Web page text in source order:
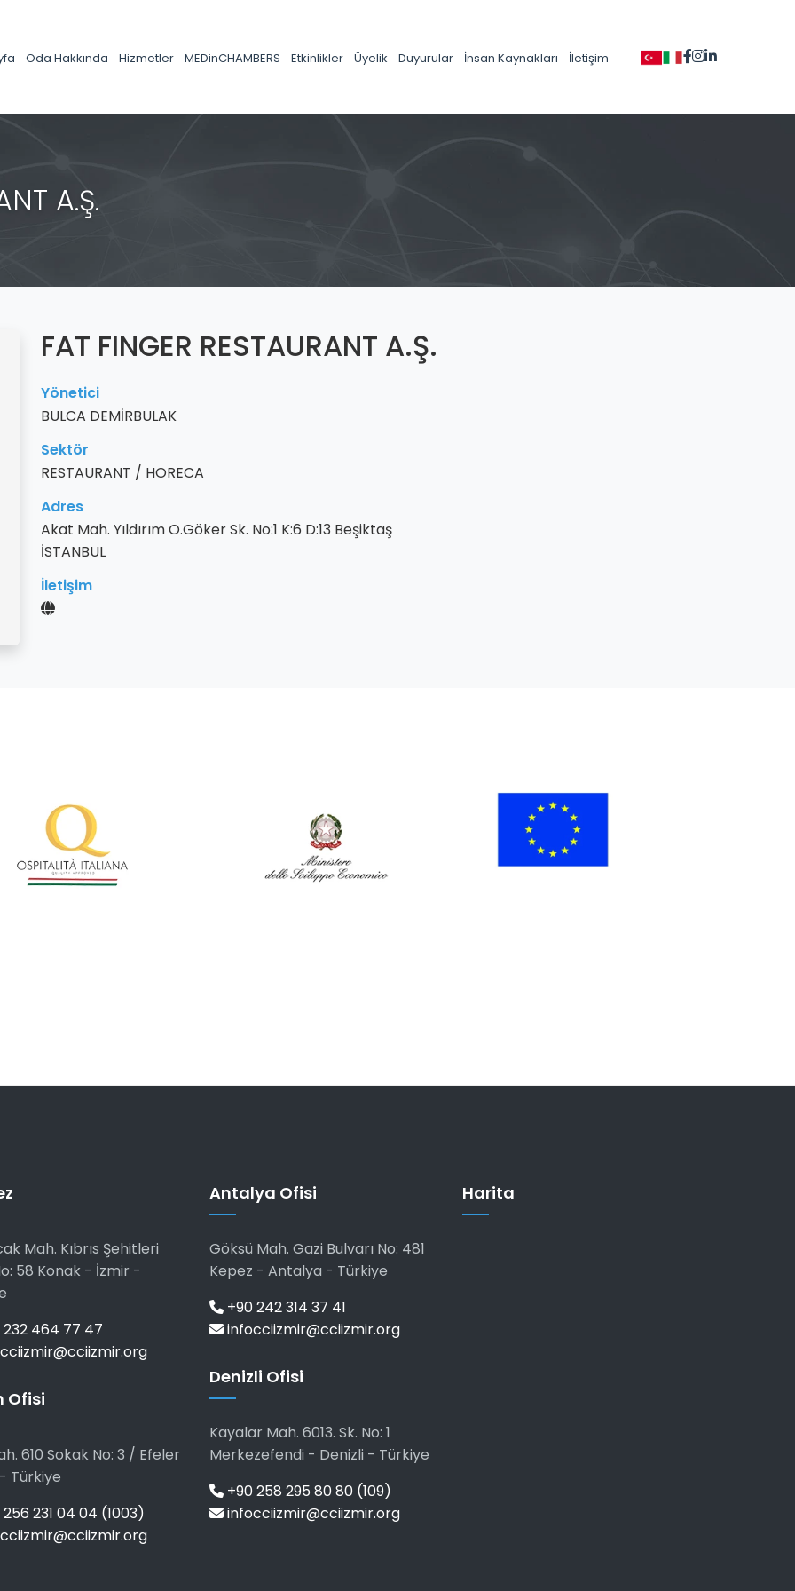
Oda Hakkında Hizmetler MEDinCHAMBERS Etkinlikler Üyelik Duyurular İnsan Kaynakları İletişim
A.Ş.
FAT FINGER RESTAURANT A.Ş.
Yönetici
BULCA DEMİRBULAK
Sektör
RESTAURANT / HORECA
Adres
Akat Mah. Yıldırım O.Göker Sk. No:1 K:6 D:13 Beşiktaş
İSTANBUL
İletişim
Mah. Kıbrıs Şehitleri
58 Konak - İzmir -
464 77 47
Ofisi
610 Sokak No: 3 / Efeler
Türkiye
231 04 04 (1003)
Antalya Ofisi
Göksü Mah. Gazi Bulvarı No: 481
Kepez - Antalya - Türkiye
+90 242 314 37 41
infocciizmir@cciizmir.org
Denizli Ofisi
Kayalar Mah. 6013. Sk. No: 1
Merkezefendi - Denizli - Türkiye
+90 258 295 80 80 (109)
infocciizmir@cciizmir.org
Harita